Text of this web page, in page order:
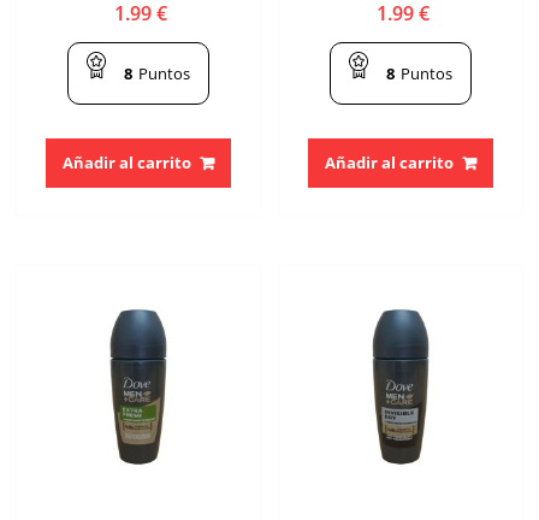
1.99€
8 Puntos
Añadir al carrito
1.99€
8 Puntos
Añadir al carrito